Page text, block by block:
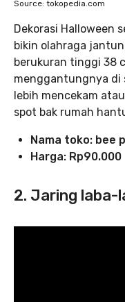
Source: tokopedia.com
Dekorasi Halloween
bikin olahraga
berukuran tinggi 38
menggantungnya di
lebih mencekam
spot bak rumah
Nama toko: bee
Harga: Rp90.000
2. Jaring laba-